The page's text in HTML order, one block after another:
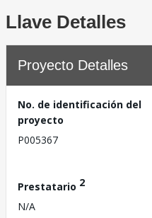
Llave Detalles
Proyecto Detalles
No. de identificación del
proyecto
P005367
Prestatario 2
N/A